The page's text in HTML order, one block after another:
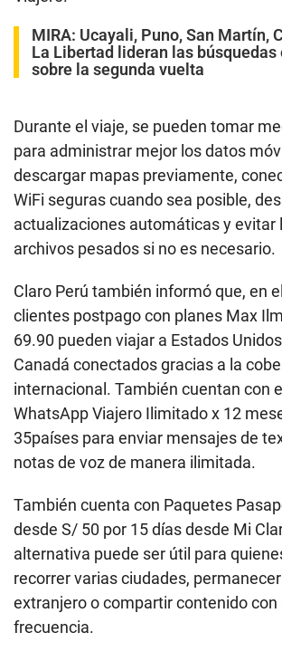
MIRA: Ucayali, Puno, San Martín,
La Libertad lideran las búsquedas
sobre la segunda vuelta
Durante el viaje, se pueden tomar
para administrar mejor los datos
descargar mapas previamente,
WiFi seguras cuando sea posible,
actualizaciones automáticas y evitar
archivos pesados si no es necesario.
Claro Perú también informó que, en
clientes postpago con planes Max
69.90 pueden viajar a Estados
Canadá conectados gracias a la
internacional. También cuentan con
WhatsApp Viajero Ilimitado x 12
35países para enviar mensajes de
notas de voz de manera ilimitada.
También cuenta con Paquetes
desde S/ 50 por 15 días desde Mi
alternativa puede ser útil para
recorrer varias ciudades,
extranjero o compartir contenido con
frecuencia.